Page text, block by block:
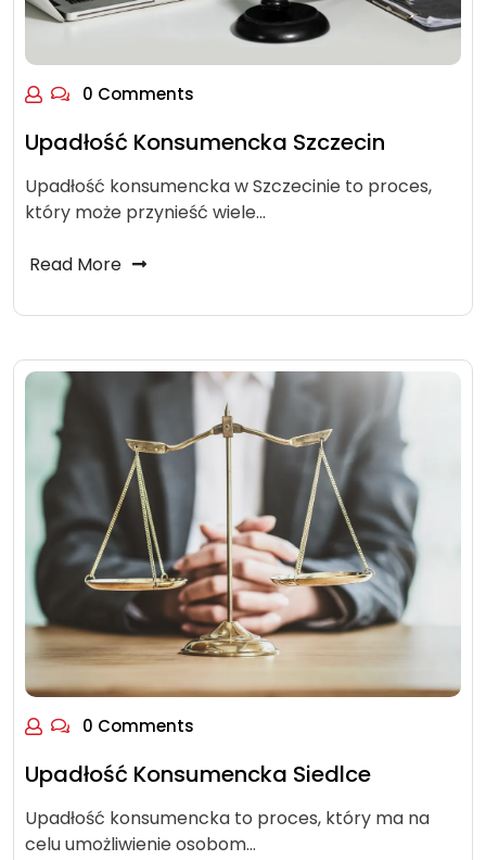
0 Comments
Upadłość Konsumencka Szczecin
Upadłość konsumencka w Szczecinie to proces,
który może przynieść wiele…
Read More
0 Comments
Upadłość Konsumencka Siedlce
Upadłość konsumencka to proces, który ma na
celu umożliwienie osobom…